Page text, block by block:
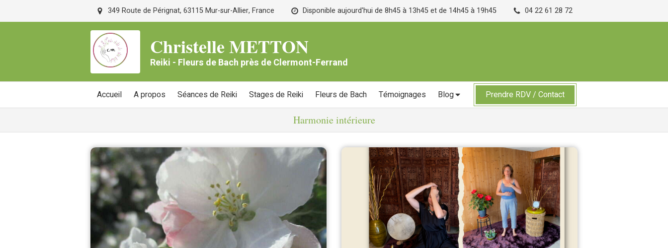
349 Route de Pérignat, 63115 Mur-sur-Allier, France Disponible aujourd'hui de 8h45 à 13h45 et de 14h45 à 19h45 04 22 61 28 72
Christelle METTON
Reiki - Fleurs de Bach près de Clermont-Ferrand
Accueil A propos Séances de Reiki Stages de Reiki Fleurs de Bach Témoignages Blog Prendre RDV / Contact
Harmonie intérieure